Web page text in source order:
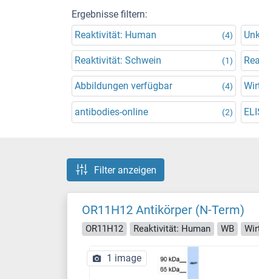
Ergebnisse filtern:
Reaktivität: Human
(4)
Reaktivität: Schwein (1)
Abbildungen verfügbar (4)
antibodies-online (2)
Filter anzeigen
OR11H12 Antikörper (N-Term)
OR11H12 Reaktivität: Human WB
1 image